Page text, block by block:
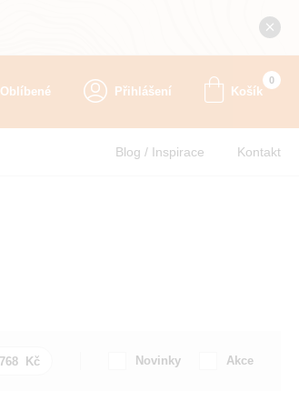
Oblíbené Přihlášení Košík
0
Blog / Inspirace Kontakt
Novinky Akce